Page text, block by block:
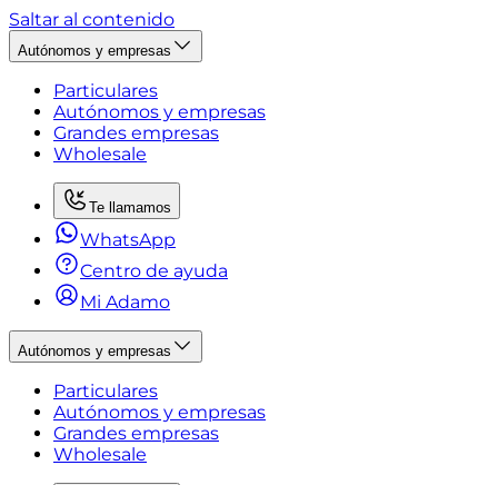
Saltar al contenido
Autónomos y empresas
Particulares
Autónomos y empresas
Grandes empresas
Wholesale
Te llamamos
WhatsApp
Centro de ayuda
Mi Adamo
Autónomos y empresas
Particulares
Autónomos y empresas
Grandes empresas
Wholesale